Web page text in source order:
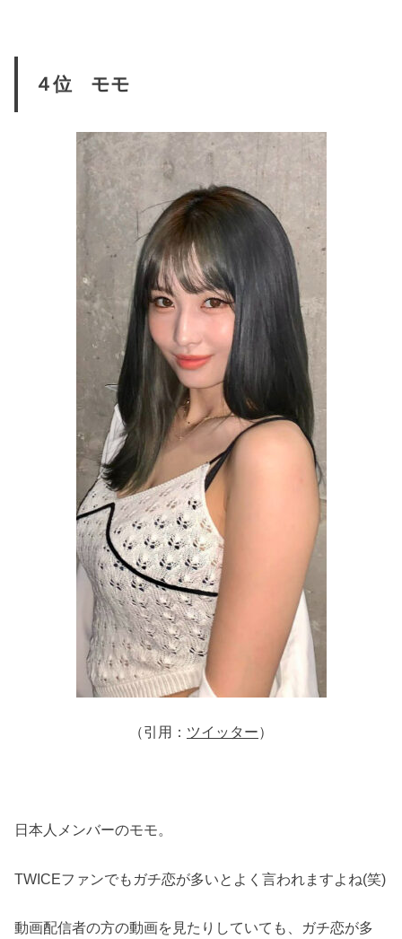
４位 モモ
（引用： ツイッター）
日本人メンバーのモモ。
TWICEファンでもガチ恋が多いとよく言われますよね(笑)
動画配信者の方の動画を見たりしていても、ガチ恋が多